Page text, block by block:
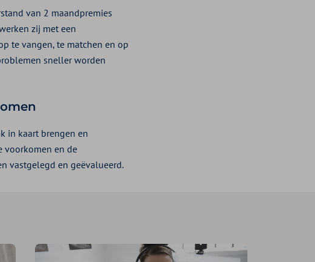
van 2 maandpremies
zij met een
te vangen, te matchen en op
sneller worden
in kaart brengen en
voorkomen en de
vastgelegd en geëvalueerd.